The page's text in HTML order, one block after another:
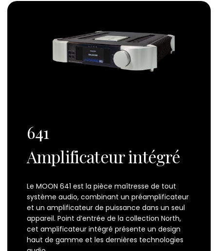
641
Amplificateur intégré
Le MOON 641 est la pièce maîtresse de tout
système audio, combinant un préamplificateur
et un amplificateur de puissance dans un seul
appareil. Point d’entrée de la collection North,
cet amplificateur intégré présente un design
haut de gamme et les dernières technologies
Nouvelles
boutique